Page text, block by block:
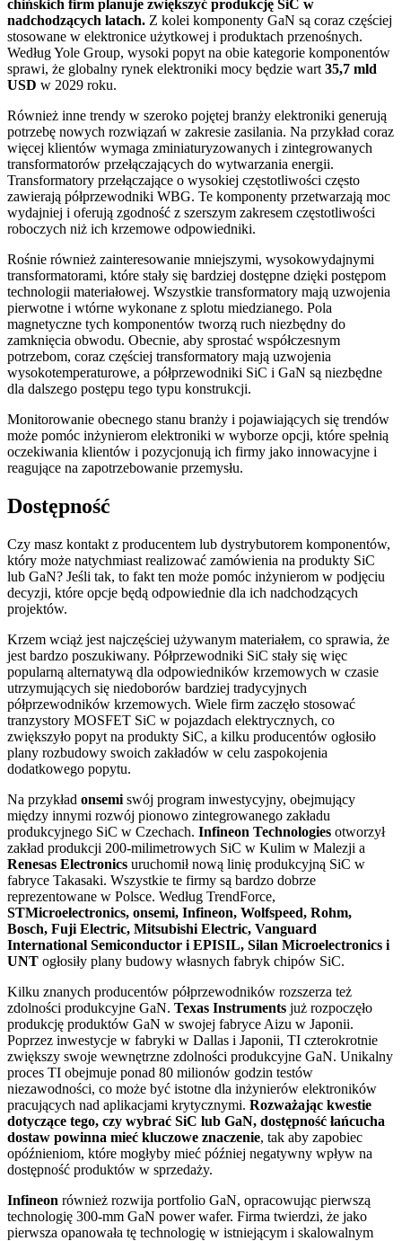
chińskich firm planuje zwiększyć produkcję SiC w
nadchodzących latach. Z kolei komponenty GaN są coraz częściej
stosowane w elektronice użytkowej i produktach przenośnych.
Według Yole Group, wysoki popyt na obie kategorie komponentów
sprawi, że globalny rynek elektroniki mocy będzie wart 35,7 mld
USD w 2029 roku.
Również inne trendy w szeroko pojętej branży elektroniki generują
potrzebę nowych rozwiązań w zakresie zasilania. Na przykład coraz
więcej klientów wymaga zminiaturyzowanych i zintegrowanych
transformatorów przełączających do wytwarzania energii.
Transformatory przełączające o wysokiej częstotliwości często
zawierają półprzewodniki WBG. Te komponenty przetwarzają moc
wydajniej i oferują zgodność z szerszym zakresem częstotliwości
roboczych niż ich krzemowe odpowiedniki.
Rośnie również zainteresowanie mniejszymi, wysokowydajnymi
transformatorami, które stały się bardziej dostępne dzięki postępom
technologii materiałowej. Wszystkie transformatory mają uzwojenia
pierwotne i wtórne wykonane z splotu miedzianego. Pola
magnetyczne tych komponentów tworzą ruch niezbędny do
zamknięcia obwodu. Obecnie, aby sprostać współczesnym
potrzebom, coraz częściej transformatory mają uzwojenia
wysokotemperaturowe, a półprzewodniki SiC i GaN są niezbędne
dla dalszego postępu tego typu konstrukcji.
Monitorowanie obecnego stanu branży i pojawiających się trendów
może pomóc inżynierom elektroniki w wyborze opcji, które spełnią
oczekiwania klientów i pozycjonują ich firmy jako innowacyjne i
reagujące na zapotrzebowanie przemysłu.
Dostępność
Czy masz kontakt z producentem lub dystrybutorem komponentów,
który może natychmiast realizować zamówienia na produkty SiC
lub GaN? Jeśli tak, to fakt ten może pomóc inżynierom w podjęciu
decyzji, które opcje będą odpowiednie dla ich nadchodzących
projektów.
Krzem wciąż jest najczęściej używanym materiałem, co sprawia, że ​​
jest bardzo poszukiwany. Półprzewodniki SiC stały się więc
popularną alternatywą dla odpowiedników krzemowych w czasie
utrzymujących się niedoborów bardziej tradycyjnych
półprzewodników krzemowych. Wiele firm zaczęło stosować
tranzystory MOSFET SiC w pojazdach elektrycznych, co
zwiększyło popyt na produkty SiC, a kilku producentów ogłosiło
plany rozbudowy swoich zakładów w celu zaspokojenia
dodatkowego popytu.
Na przykład onsemi swój program inwestycyjny, obejmujący
między innymi rozwój pionowo zintegrowanego zakładu
produkcyjnego SiC w Czechach. Infineon Technologies otworzył
zakład produkcji 200-milimetrowych SiC w Kulim w Malezji a
Renesas Electronics uruchomił nową linię produkcyjną SiC w
fabryce Takasaki. Wszystkie te firmy są bardzo dobrze
reprezentowane w Polsce. Według TrendForce,
STMicroelectronics, onsemi, Infineon, Wolfspeed, Rohm,
Bosch, Fuji Electric, Mitsubishi Electric, Vanguard
International Semiconductor i EPISIL, Silan Microelectronics i
UNT ogłosiły plany budowy własnych fabryk chipów SiC.
Kilku znanych producentów półprzewodników rozszerza też
zdolności produkcyjne GaN. Texas Instruments już rozpoczęło
produkcję produktów GaN w swojej fabryce Aizu w Japonii.
Poprzez inwestycje w fabryki w Dallas i Japonii, TI czterokrotnie
zwiększy swoje wewnętrzne zdolności produkcyjne GaN. Unikalny
proces TI obejmuje ponad 80 milionów godzin testów
niezawodności, co może być istotne dla inżynierów elektroników
pracujących nad aplikacjami krytycznymi. Rozważając kwestie
dotyczące tego, czy wybrać SiC lub GaN, dostępność łańcucha
dostaw powinna mieć kluczowe znaczenie, tak aby zapobiec
opóźnieniom, które mogłyby mieć później negatywny wpływ na
dostępność produktów w sprzedaży.
Infineon również rozwija portfolio GaN, opracowując pierwszą
technologię 300-mm GaN power wafer. Firma twierdzi, że ​​jako
pierwsza opanowała tę technologię w istniejącym i skalowalnym